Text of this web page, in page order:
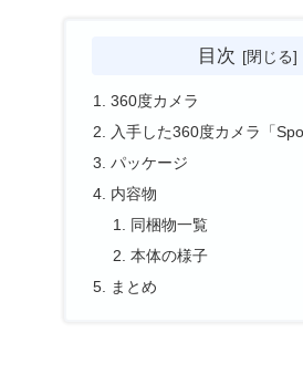
目次
360度カメラ
入手した360度カメラ「
パッケージ
内容物
同梱物一覧
本体の様子
まとめ